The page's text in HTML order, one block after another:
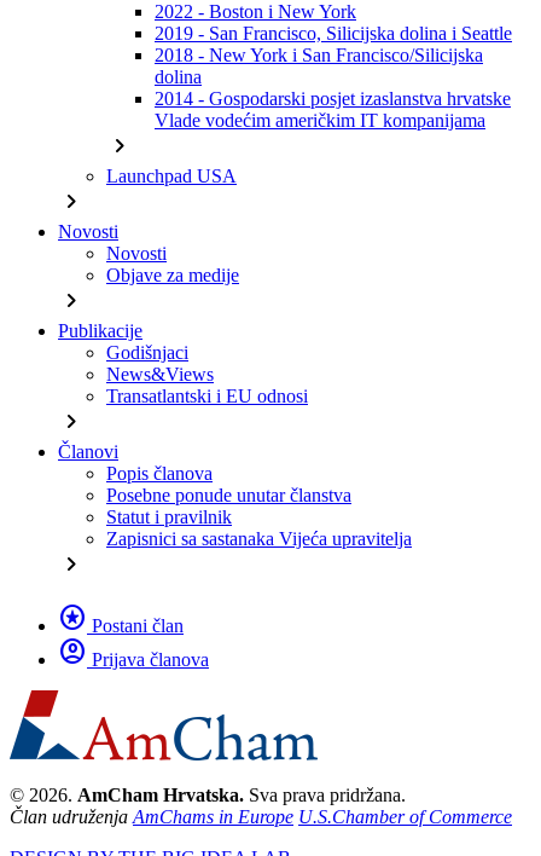
2022 - Boston i New York
2019 - San Francisco, Silicijska dolina i Seattle
2018 - New York i San Francisco/Silicijska
dolina
2014 - Gospodarski posjet izaslanstva hrvatske
Vlade vodećim američkim IT kompanijama
chevron_right
Launchpad USA
chevron_right
Novosti
Novosti
Objave za medije
chevron_right
Publikacije
Godišnjaci
News&Views
Transatlantski i EU odnosi
chevron_right
Članovi
Popis članova
Posebne ponude unutar članstva
Statut i pravilnik
Zapisnici sa sastanaka Vijeća upravitelja
chevron_right
stars Postani član
account_circle Prijava članova
© 2026. AmCham Hrvatska. Sva prava pridržana.
Član udruženja AmChams in Europe U.S.Chamber of Commerce